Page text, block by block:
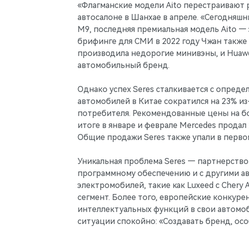
«Флагманские модели Aito
автосалоне в Шанхае в апреле.
M9, последняя премиальная модель Aito
брифинге для СМИ в 2022 году Чжан также
производила недорогие минивэны, и
автомобильный бренд.
Однако успех Seres сталкивается с
автомобилей в Китае сократился на 23%
потребителя. Рекомендованные цены на
итоге в январе и феврале Mercedes
Общие продажи Seres также упали в
Уникальная проблема Seres —
программному обеспечению и с другими
электромобилей, такие как Luxeed с
сегмент. Более того, европейские
интеллектуальных функций в свои
ситуации спокойно: «Создавать бренд,